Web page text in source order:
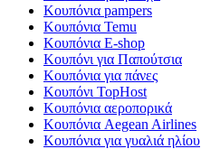
Κουπόνια pampers
Κουπόνια Temu
Κουπόνια E-shop
Κουπόνι για Παπούτσια
Κουπόνια για πάνες
Κουπόνι TopHost
Κουπόνια αεροπορικά
Κουπόνια Aegean Airlines
Κουπόνια για γυαλιά ηλίου